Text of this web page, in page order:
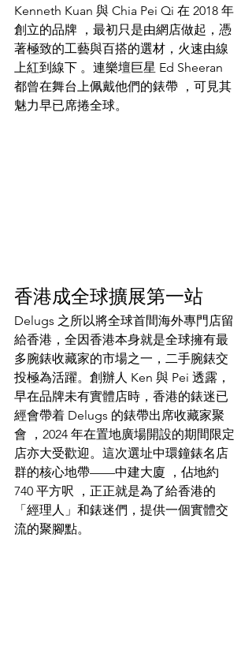
Kenneth Kuan 與 Chia Pei Qi 在 2018 年
創立的品牌 ，最初只是由網店做起，憑
著極致的工藝與百搭的選材，火速由線
上紅到線下 。連樂壇巨星 Ed Sheeran
都曾在舞台上佩戴他們的錶帶 ，可見其
魅力早已席捲全球。
香港成全球擴展第一站
Delugs 之所以將全球首間海外專門店留
給香港，全因香港本身就是全球擁有最
多腕錶收藏家的市場之一，二手腕錶交
投極為活躍。創辦人 Ken 與 Pei 透露，
早在品牌未有實體店時，香港的錶迷已
經會帶着 Delugs 的錶帶出席收藏家聚
會 ，2024 年在置地廣場開設的期間限定
店亦大受歡迎。這次選址中環鐘錶名店
群的核心地帶——中建大廈 ，佔地約
740 平方呎 ，正正就是為了給香港的
「經理人」和錶迷們，提供一個實體交
流的聚腳點。